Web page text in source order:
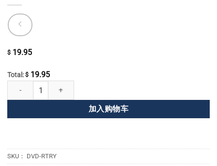
$ 19.95
Total: $ 19.95
接触真实的你 数量
加入购物车
SKU： DVD-RTRY